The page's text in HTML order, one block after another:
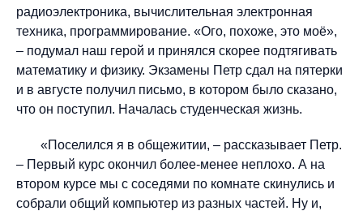
радиоэлектроника, вычислительная электронная
техника, программирование. «Ого, похоже, это моё»,
– подумал наш герой и принялся скорее подтягивать
математику и физику. Экзамены Петр сдал на пятерки
и в августе получил письмо, в котором было сказано,
что он поступил. Началась студенческая жизнь.
«Поселился я в общежитии, – рассказывает Петр.
– Первый курс окончил более-менее неплохо. А на
втором курсе мы с соседями по комнате скинулись и
собрали общий компьютер из разных частей. Ну и,